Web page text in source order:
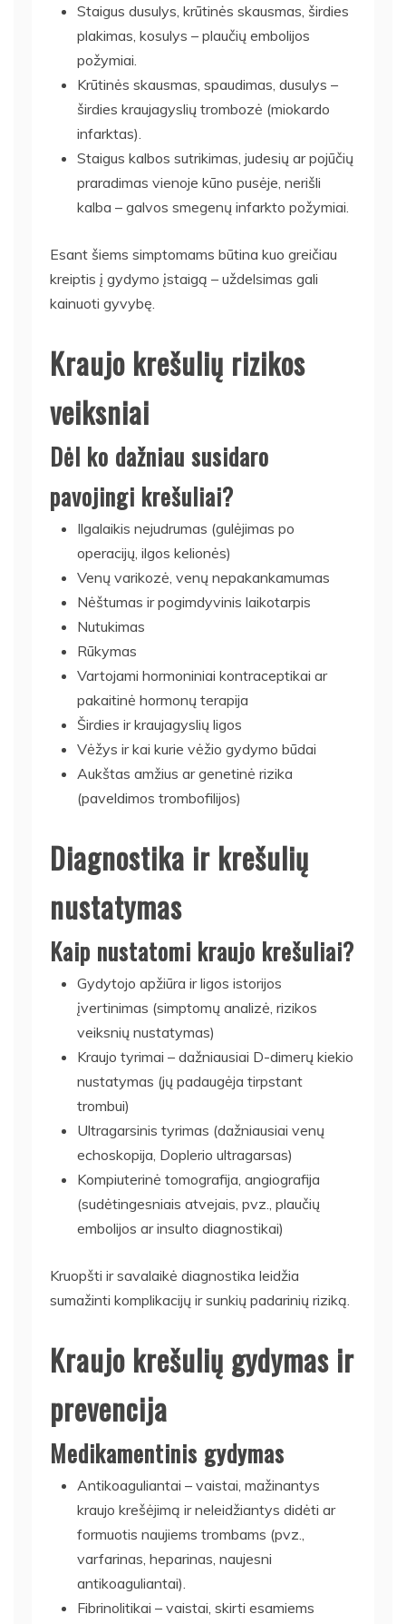
Staigus dusulys, krūtinės skausmas, širdies
plakimas, kosulys – plaučių embolijos
požymiai.
Krūtinės skausmas, spaudimas, dusulys –
širdies kraujagyslių trombozė (miokardo
infarktas).
Staigus kalbos sutrikimas, judesių ar pojūčių
praradimas vienoje kūno pusėje, nerišli
kalba – galvos smegenų infarkto požymiai.
Esant šiems simptomams būtina kuo greičiau
kreiptis į gydymo įstaigą – uždelsimas gali
kainuoti gyvybę.
Kraujo krešulių rizikos
veiksniai
Dėl ko dažniau susidaro
pavojingi krešuliai?
Ilgalaikis nejudrumas (gulėjimas po
operacijų, ilgos kelionės)
Venų varikozė, venų nepakankamumas
Nėštumas ir pogimdyvinis laikotarpis
Nutukimas
Rūkymas
Vartojami hormoniniai kontraceptikai ar
pakaitinė hormonų terapija
Širdies ir kraujagyslių ligos
Vėžys ir kai kurie vėžio gydymo būdai
Aukštas amžius ar genetinė rizika
(paveldimos trombofilijos)
Diagnostika ir krešulių
nustatymas
Kaip nustatomi kraujo krešuliai?
Gydytojo apžiūra ir ligos istorijos
įvertinimas (simptomų analizė, rizikos
veiksnių nustatymas)
Kraujo tyrimai – dažniausiai D-dimerų kiekio
nustatymas (jų padaugėja tirpstant
trombui)
Ultragarsinis tyrimas (dažniausiai venų
echoskopija, Doplerio ultragarsas)
Kompiuterinė tomografija, angiografija
(sudėtingesniais atvejais, pvz., plaučių
embolijos ar insulto diagnostikai)
Kruopšti ir savalaikė diagnostika leidžia
sumažinti komplikacijų ir sunkių padarinių riziką.
Kraujo krešulių gydymas ir
prevencija
Medikamentinis gydymas
Antikoaguliantai – vaistai, mažinantys
kraujo krešėjimą ir neleidžiantys didėti ar
formuotis naujiems trombams (pvz.,
varfarinas, heparinas, naujesni
antikoaguliantai).
Fibrinolitikai – vaistai, skirti esamiems